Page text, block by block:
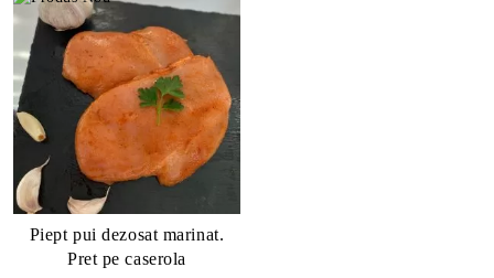
Piept pui dezosat marinat.
Pret pe caserola